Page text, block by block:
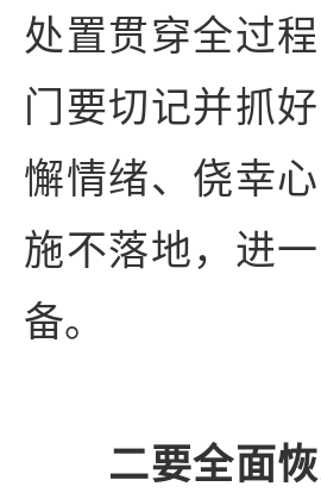
处置贯穿全过
门要切记并抓
懈情绪、侥幸
施不落地，进
备。
二要全面